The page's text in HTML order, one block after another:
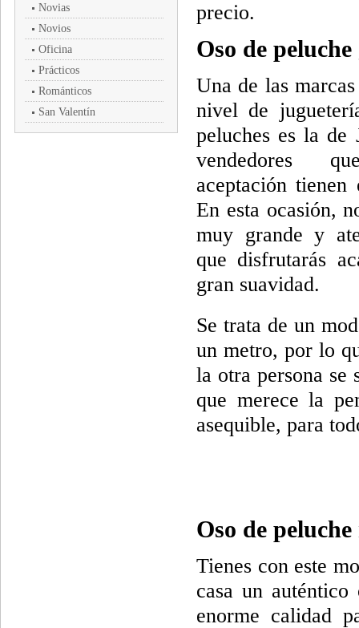
Novias
Novios
Oficina
Prácticos
Románticos
San Valentín
precio.
Oso de
Una de las
nivel de
peluches es la de
vendedores
aceptación
En esta ocasión,
muy grande y
que disfrutarás
gran suavidad.
Se trata de un
un metro, por lo
la otra persona se
que merece la
asequible, para
Oso de
Tienes con este
casa un
enorme calidad